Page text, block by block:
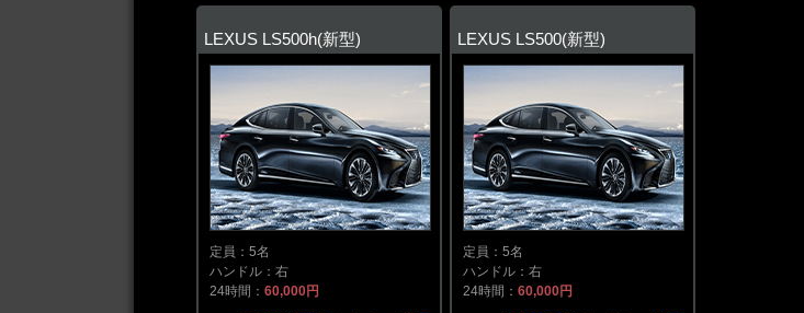
LEXUS LS500h(新型)
定員：5名
ハンドル：右
24時間：60,000円
LEXUS LS500(新型)
定員：5名
ハンドル：右
24時間：60,000円